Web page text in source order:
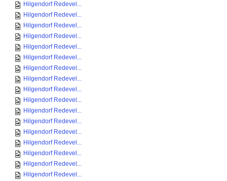
Hilgendorf Redevel...
Hilgendorf Redevel...
Hilgendorf Redevel...
Hilgendorf Redevel...
Hilgendorf Redevel...
Hilgendorf Redevel...
Hilgendorf Redevel...
Hilgendorf Redevel...
Hilgendorf Redevel...
Hilgendorf Redevel...
Hilgendorf Redevel...
Hilgendorf Redevel...
Hilgendorf Redevel...
Hilgendorf Redevel...
Hilgendorf Redevel...
Hilgendorf Redevel...
Hilgendorf Redevel...